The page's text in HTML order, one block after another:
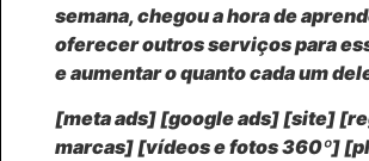
semana, chegou a hora de
oferecer outros serviços para
e aumentar o quanto cada um
[meta ads] [google ads] [site]
marcas] [vídeos e fotos 360º]